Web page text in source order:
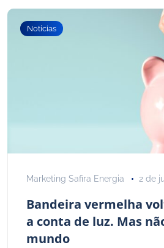
Notícias
Marketing Safira Energia 2 de
Bandeira vermelha
a conta de luz. Mas
mundo